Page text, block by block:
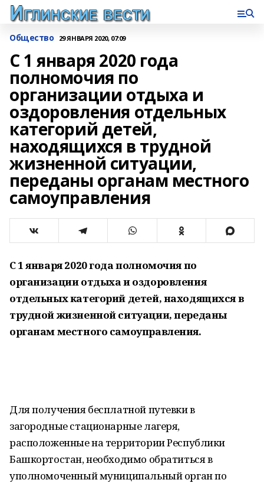
Общество 29 ЯНВАРЯ 2020, 07:09
С 1 января 2020 года
полномочия по
организации отдыха и
оздоровления отдельных
категорий детей,
находящихся в трудной
жизненной ситуации,
переданы органам местного
самоуправления
С 1 января 2020 года полномочия по
организации отдыха и оздоровления
отдельных категорий детей, находящихся в
трудной жизненной ситуации, переданы
органам местного самоуправления.
Для получения бесплатной путевки в
загородные стационарные лагеря,
расположенные на территории Республики
Башкортостан, необходимо обратиться в
уполномоченный муниципальный орган по